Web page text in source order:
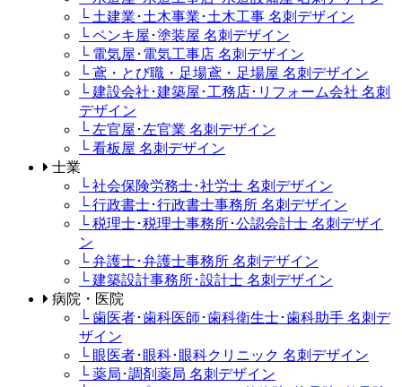
└ 土建業･土木事業･土木工事 名刺デザイン
└ ペンキ屋･塗装屋 名刺デザイン
└ 電気屋･電気工事店 名刺デザイン
└ 鳶・とび職・足場鳶・足場屋 名刺デザイン
└ 建設会社･建築屋･工務店･リフォーム会社 名刺
デザイン
└ 左官屋･左官業 名刺デザイン
└ 看板屋 名刺デザイン
士業
└ 社会保険労務士･社労士 名刺デザイン
└ 行政書士･行政書士事務所 名刺デザイン
└ 税理士･税理士事務所･公認会計士 名刺デザイ
ン
└ 弁護士･弁護士事務所 名刺デザイン
└ 建築設計事務所･設計士 名刺デザイン
病院・医院
└ 歯医者･歯科医師･歯科衛生士･歯科助手 名刺デ
ザイン
└ 眼医者･眼科･眼科クリニック 名刺デザイン
└ 薬局･調剤薬局 名刺デザイン